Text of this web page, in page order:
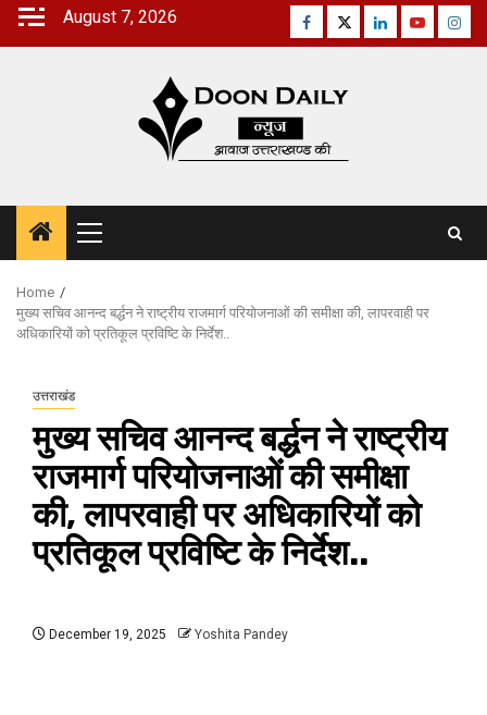
Skip
August 7, 2026 Facebook
TwitterLinkedinYoutube
Primary
Menu
Home
मुख्य सचिव आनन्द बर्द्धन ने राष्ट्रीय राजमार्ग परियोजनाओं की समीक्षा की, लापरवाही पर
अधिकारियों को प्रतिकूल प्रविष्टि के निर्देश..
उत्तराखंड
मुख्य सचिव आनन्द बर्द्धन ने राष्ट्रीय
राजमार्ग परियोजनाओं की समीक्षा
की, लापरवाही पर अधिकारियों को
प्रतिकूल प्रविष्टि के निर्देश..
December 19, 2025 Yoshita Pandey